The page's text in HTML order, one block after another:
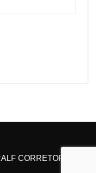
CORRETOR 2024.